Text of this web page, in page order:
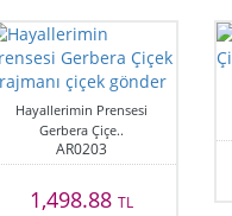
Hayallerimin Prensesi
Gerbera Çiçe..
AR0203
1,498.88TL